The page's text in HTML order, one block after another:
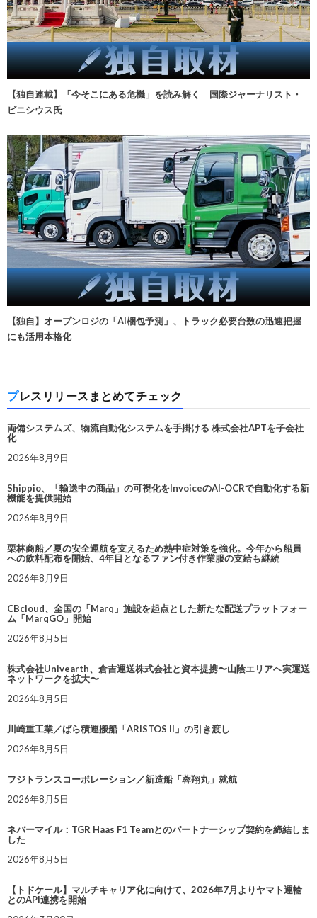
【独自連載】「今そこにある危機」を読み解く 国際ジャーナリスト・
ビニシウス氏
【独自】オープンロジの「AI梱包予測」、トラック必要台数の迅速把握
にも活用本格化
プレスリリースまとめてチェック
両備システムズ、物流自動化システムを手掛ける 株式会社APTを子会社
化
2026年8月9日
Shippio、「輸送中の商品」の可視化をInvoiceのAI-OCRで自動化する新
機能を提供開始
2026年8月9日
栗林商船／夏の安全運航を支えるため熱中症対策を強化。今年から船員
への飲料配布を開始、4年目となるファン付き作業服の支給も継続
2026年8月9日
CBcloud、全国の「Marq」施設を起点とした新たな配送プラットフォー
ム「MarqGO」開始
2026年8月5日
株式会社Univearth、倉吉運送株式会社と資本提携〜山陰エリアへ実運送
ネットワークを拡大〜
2026年8月5日
川崎重工業／ばら積運搬船「ARISTOS II」の引き渡し
2026年8月5日
フジトランスコーポレーション／新造船「蓉翔丸」就航
2026年8月5日
ネバーマイル：TGR Haas F1 Teamとのパートナーシップ契約を締結しま
した
2026年8月5日
【トドケール】マルチキャリア化に向けて、2026年7月よりヤマト運輸
とのAPI連携を開始